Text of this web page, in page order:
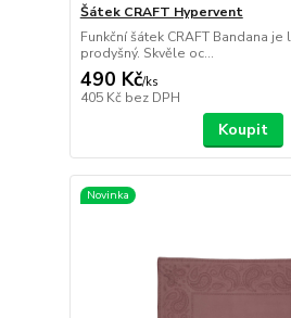
Šátek CRAFT Hypervent
Funkční šátek CRAFT Bandana je
prodyšný. Skvěle oc...
490 Kč/ks
405 Kč bez DPH
Koupit
Novinka